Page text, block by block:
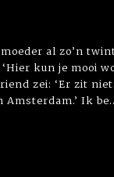
al zo’n
kun je mooi
zei: ‘Er zit
Ik